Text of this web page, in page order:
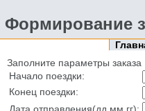
Формирование
Заполните параметры заказа
Начало поездки:
Конец поездки: